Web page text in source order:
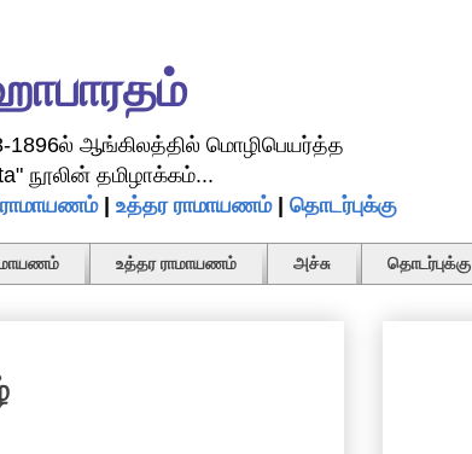
1896ல் ஆங்கிலத்தில் மொழிபெயர்த்த
நூலின் தமிழாக்கம்...
| உத்தர ராமாயணம்| தொடர்புக்கு
உத்தர ராமாயணம் அச்சு தொடர்புக்கு